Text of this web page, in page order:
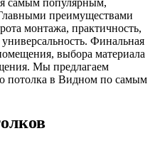
самым популярным,
преимуществами
монтажа, практичность,
Финальная
выбора материала
Мы предлагаем
потолка в Видном по самым